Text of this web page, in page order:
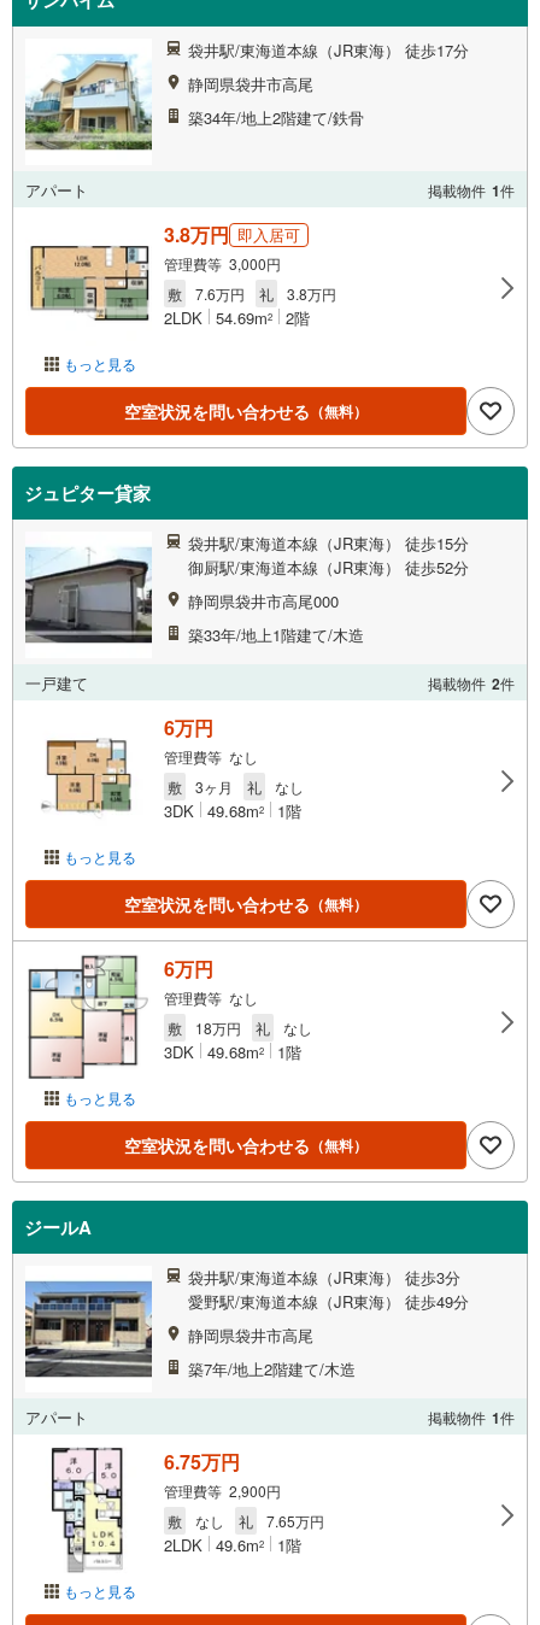
袋井駅/東海道本線（JR東海） 徒歩17分
静岡県袋井市高尾
築34年/地上2階建て/鉄骨
アパート 掲載物件 1件
もっと見る
3.8万円 即入居可
管理費等 3,000円
敷
7.6万円 礼 3.8万円
2LDK 54.69m2 2階
空室状況を問い合わせる （無料）
ジュピター貸家
袋井駅/東海道本線（JR東海） 徒歩15分
御厨駅/東海道本線（JR東海） 徒歩52分
静岡県袋井市高尾000
築33年/地上1階建て/木造
一戸建て 掲載物件 2件
もっと見る
6万円
管理費等 なし
敷
3ヶ月 礼 なし
3DK 49.68m2 1階
空室状況を問い合わせる （無料）
もっと見る
6万円
管理費等 なし
敷
18万円 礼 なし
3DK 49.68m2 1階
空室状況を問い合わせる （無料）
ジールA
袋井駅/東海道本線（JR東海） 徒歩3分
愛野駅/東海道本線（JR東海） 徒歩49分
静岡県袋井市高尾
築7年/地上2階建て/木造
アパート 掲載物件 1件
もっと見る
6.75万円
管理費等 2,900円
敷
なし 礼 7.65万円
2LDK 49.6m2 1階